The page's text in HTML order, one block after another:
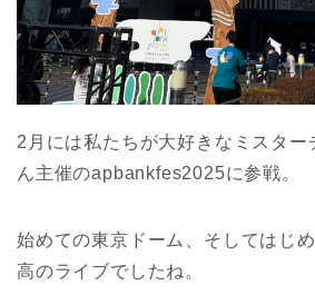
2月には私たちが大好きなミスター
ん主催のapbankfes2025に参戦。
始めての東京ドーム、そしてはじ
高のライブでしたね。